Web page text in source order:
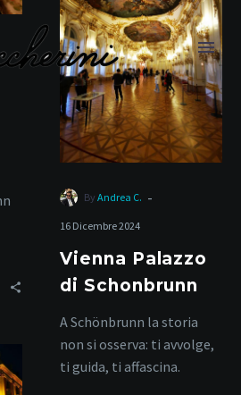
culturale
Tag
Schonbrunn
By Andrea C. -
16 Dicembre 2024
Vienna Palazzo
di Schonbrunn
A Schönbrunn la storia
non si osserva: ti avvolge,
ti guida, ti affascina.